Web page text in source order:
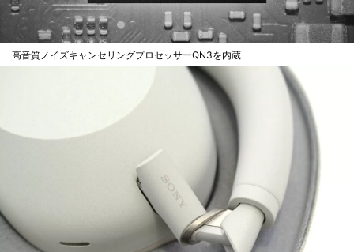
高音質ノイズキャンセリングプロセッサーQN3を内蔵